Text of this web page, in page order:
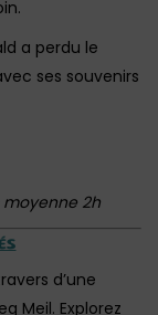
a perdu le
ses souvenirs
2h
d’une
Meil. Explorez